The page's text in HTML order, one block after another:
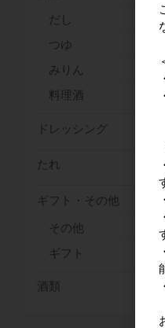
だし
つゆ
みりん
料理酒
ドレッシング
たれ
ギフト・その他
その他
ギフト
酒類